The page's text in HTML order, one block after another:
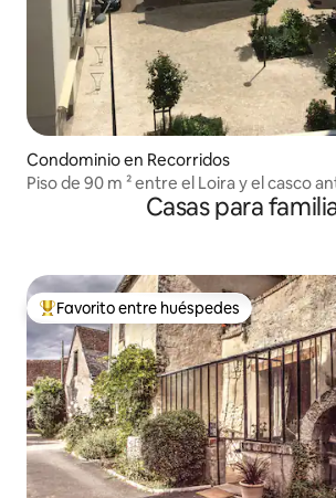
Condominio en Recorridos
Piso de 90 m ² entre el Loira y el casco
Casas para
De los mejores en Favorito entre
Favorito entre huéspedes